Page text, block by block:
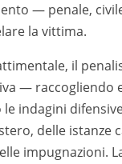
— penale,
la vittima.
il
— raccogliendo
le indagini
delle istanze
impugnazioni.